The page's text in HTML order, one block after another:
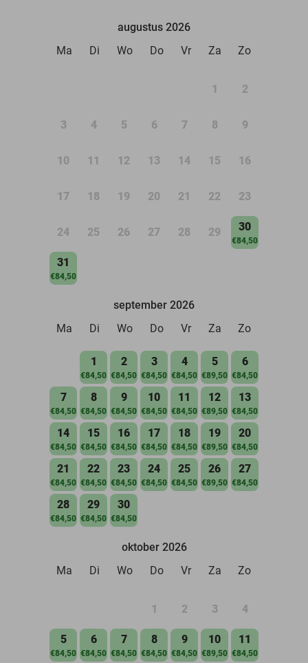
augustus 2026
Ma
Di Wo Do Vr Za Zo
1 2
3 4 5 6 7 8 9
10 11 12 13 14 15 16
17 18 19 20 21 22 23
24 25 26 27 28 29 30
€84,50
31
€84,50
september 2026
Ma
Di Wo Do Vr Za Zo
1
€84,50
2
€84,50
3
€84,50
4
€84,50
5
€89,50
6
€84,50
7
€84,50
8
€84,50
9
€84,50
10
€84,50
11
€84,50
12
€89,50
13
€84,50
14
€84,50
15
€84,50
16
€84,50
17
€84,50
18
€84,50
19
€89,50
20
€84,50
21
€84,50
22
€84,50
23
€84,50
24
€84,50
25
€84,50
26
€89,50
27
€84,50
28
€84,50
29
€84,50
30
€84,50
oktober 2026
Ma
Di Wo Do Vr Za Zo
1 2 3 4
5
€84,50
6
€84,50
7
€84,50
8
€84,50
9
€84,50
10
€89,50
11
€84,50